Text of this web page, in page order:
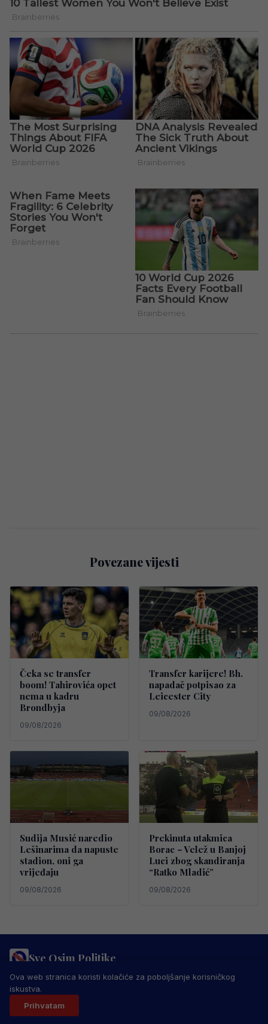
Povezane vijesti
Čeka se transfer
boom! Tahirovića opet
nema u kadru
Brondbyja
09/08/2026
Transfer karijere! Bh.
napadač potpisao za
Leicester City
09/08/2026
Sudija Musić naredio
Lešinarima da napuste
stadion, oni ga
vrijeđaju
09/08/2026
Prekinuta utakmica
Borac – Velež u Banjoj
Luci zbog skandiranja
“Ratko Mladić”
09/08/2026
Sve Osim Politike
PRAVILA PRIVATNOSTI MARKETING
USLOVI KORIŠTENJA
IMPRESSUM
© 2026 Sve Osim Politike. Sva prava zadržana.
Ova web stranica koristi kolačiće za poboljšanje korisničkog
iskustva.
Prihvatam